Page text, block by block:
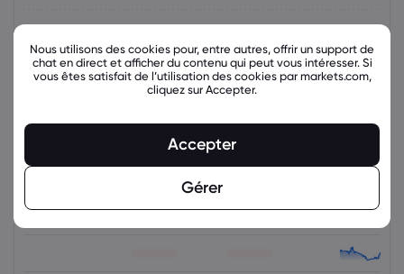
Jeudi 13:31-19:59
Vendre Acheter
Nous utilisons des cookies pour, entre autres, offrir un support de
chat en direct et afficher du contenu qui peut vous intéresser. Si
vous êtes satisfait de l’utilisation des cookies par markets.com,
cliquez sur Accepter.
Accepter
Gérer